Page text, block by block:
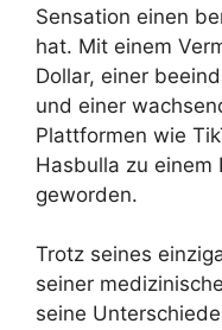
Sensation einen
hat. Mit einem
Dollar, einer
und einer
Plattformen wie
Hasbulla zu einem
geworden.
Trotz seines
seiner
seine